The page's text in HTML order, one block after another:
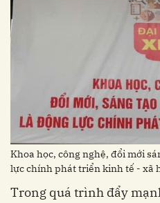
Khoa học, công nghệ, đổi mới
lực chính phát triển kinh tế - xã
Trong quá trình đẩy